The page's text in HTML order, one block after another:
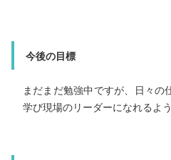
今後の目標
まだまだ勉強中ですが、日々の
学び現場のリーダーになれるよ
きたいです。